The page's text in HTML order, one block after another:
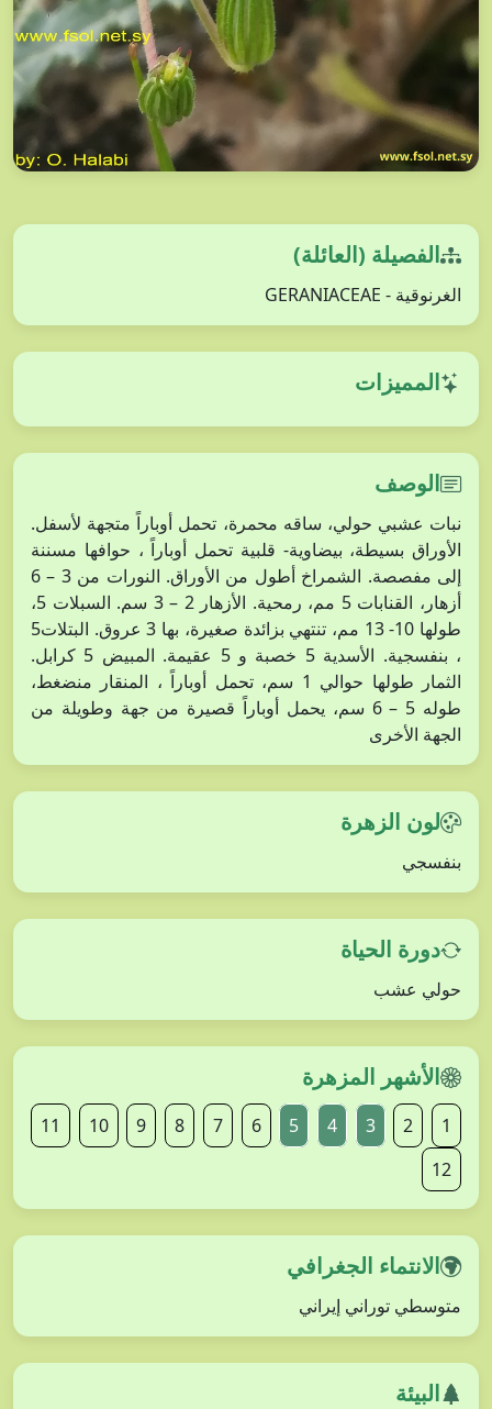
الفصيلة (العائلة)
الغرنوقية - GERANIACEAE
المميزات
الوصف
نبات عشبي حولي، ساقه محمرة، تحمل أوباراً متجهة لأسفل.
الأوراق بسيطة، بيضاوية- قلبية تحمل أوباراً ، حوافها مسننة
إلى مفصصة. الشمراخ أطول من الأوراق. النورات من 3 – 6
أزهار، القنابات 5 مم، رمحية. الأزهار 2 – 3 سم. السبلات 5،
طولها 10- 13 مم، تنتهي بزائدة صغيرة، بها 3 عروق. البتلات5
، بنفسجية. الأسدية 5 خصبة و 5 عقيمة. المبيض 5 كرابل.
الثمار طولها حوالي 1 سم، تحمل أوباراً ، المنقار منضغط،
طوله 5 – 6 سم، يحمل أوباراً قصيرة من جهة وطويلة من
الجهة الأخرى
لون الزهرة
بنفسجي
دورة الحياة
حولي عشب
الأشهر المزهرة
1
2
3
4
5
6
7
8
9
10
11
12
الانتماء الجغرافي
متوسطي توراني إيراني
البيئة